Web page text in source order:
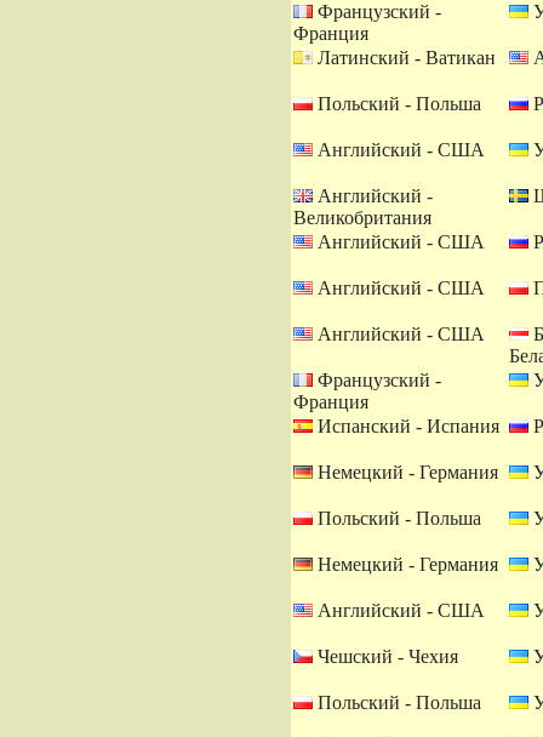
Французский -
Франция
Латинский - Ватикан
Польский - Польша
Английский - США
Английский -
Великобритания
Английский - США
Английский - США
Английский - США
Французский -
Франция
Испанский - Испания
Немецкий - Германия
Польский - Польша
Немецкий - Германия
Английский - США
Чешский - Чехия
Польский - Польша